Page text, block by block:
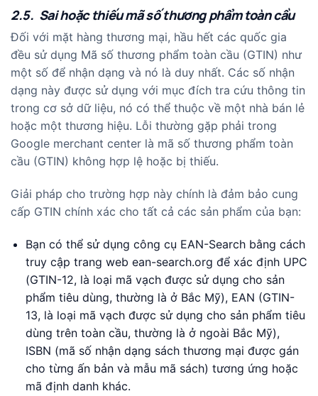
2.5. Sai hoặc thiếu mã số thương phẩm toàn cầu
Đối với mặt hàng thương mại, hầu hết các quốc gia
đều sử dụng Mã số thương phẩm toàn cầu (GTIN) như
một số để nhận dạng và nó là duy nhất. Các số nhận
dạng này được sử dụng với mục đích tra cứu thông tin
trong cơ sở dữ liệu, nó có thể thuộc về một nhà bán lẻ
hoặc một thương hiệu. Lỗi thường gặp phải trong
Google merchant center là mã số thương phẩm toàn
cầu (GTIN) không hợp lệ hoặc bị thiếu.
Giải pháp cho trường hợp này chính là đảm bảo cung
cấp GTIN chính xác cho tất cả các sản phẩm của bạn:
Bạn có thể sử dụng công cụ EAN-Search bằng cách
truy cập trang web ean-search.org để xác định UPC
(GTIN-12, là loại mã vạch được sử dụng cho sản
phẩm tiêu dùng, thường là ở Bắc Mỹ), EAN (GTIN-
13, là loại mã vạch được sử dụng cho sản phẩm tiêu
dùng trên toàn cầu, thường là ở ngoài Bắc Mỹ),
ISBN (mã số nhận dạng sách thương mại được gán
cho từng ấn bản và mẫu mã sách) tương ứng hoặc
mã định danh khác.